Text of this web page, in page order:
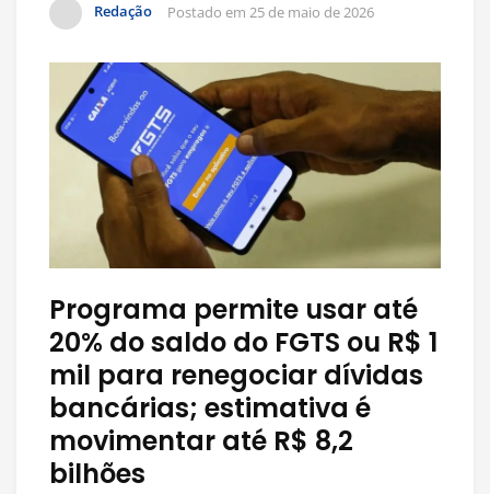
Redação Postado em 25 de maio de 2026
Programa permite usar até
20% do saldo do FGTS ou R$ 1
mil para renegociar dívidas
bancárias; estimativa é
movimentar até R$ 8,2
bilhões